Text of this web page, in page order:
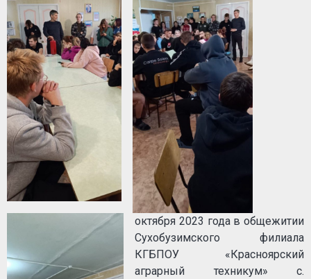
октября 2023 года в общежитии
Сухобузимского филиала
КГБПОУ «Красноярский
аграрный техникум» с.